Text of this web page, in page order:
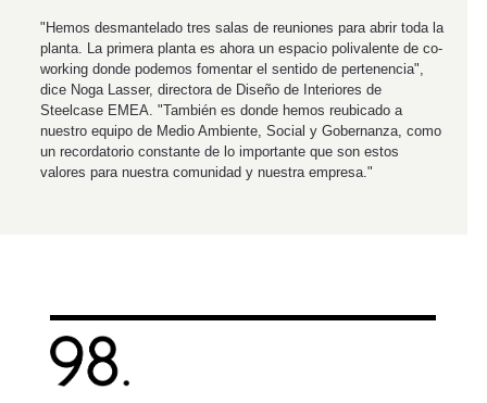
"Hemos desmantelado tres salas de reuniones para abrir toda la
planta. La primera planta es ahora un espacio polivalente de co-
working donde podemos fomentar el sentido de pertenencia",
dice Noga Lasser, directora de Diseño de Interiores de
Steelcase EMEA. "También es donde hemos reubicado a
nuestro equipo de Medio Ambiente, Social y Gobernanza, como
un recordatorio constante de lo importante que son estos
valores para nuestra comunidad y nuestra empresa."